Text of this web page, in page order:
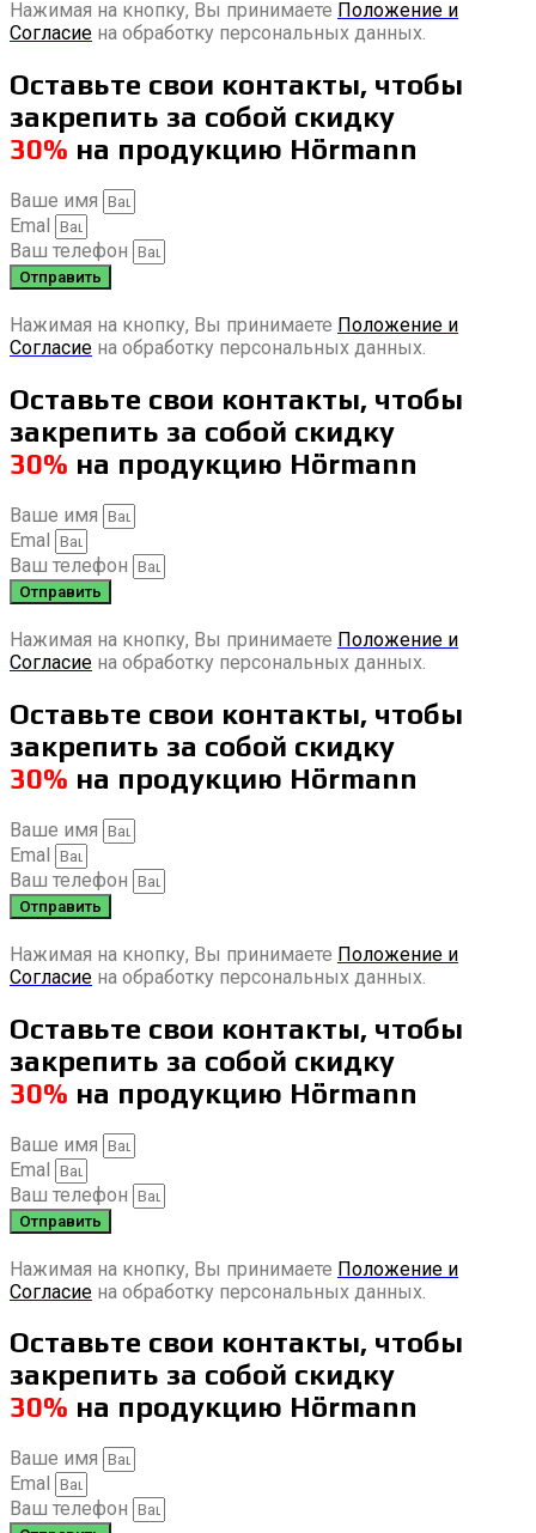
Нажимая на кнопку, Вы принимаете Положение и
Согласие на обработку персональных данных.
Оставьте свои контакты, чтобы
закрепить за собой скидку
30% на продукцию Hörmann
Ваше имя
Emal
Ваш телефон
Отправить
Нажимая на кнопку, Вы принимаете Положение и
Согласие на обработку персональных данных.
Оставьте свои контакты, чтобы
закрепить за собой скидку
30% на продукцию Hörmann
Ваше имя
Emal
Ваш телефон
Отправить
Нажимая на кнопку, Вы принимаете Положение и
Согласие на обработку персональных данных.
Оставьте свои контакты, чтобы
закрепить за собой скидку
30% на продукцию Hörmann
Ваше имя
Emal
Ваш телефон
Отправить
Нажимая на кнопку, Вы принимаете Положение и
Согласие на обработку персональных данных.
Оставьте свои контакты, чтобы
закрепить за собой скидку
30% на продукцию Hörmann
Ваше имя
Emal
Ваш телефон
Отправить
Нажимая на кнопку, Вы принимаете Положение и
Согласие на обработку персональных данных.
Оставьте свои контакты, чтобы
закрепить за собой скидку
30% на продукцию Hörmann
Ваше имя
Emal
Ваш телефон